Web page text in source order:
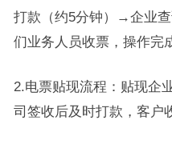
打款（约5分钟）→企业
们业务人员收票，操作完
2.电票贴现流程：贴现企
司签收后及时打款，客户